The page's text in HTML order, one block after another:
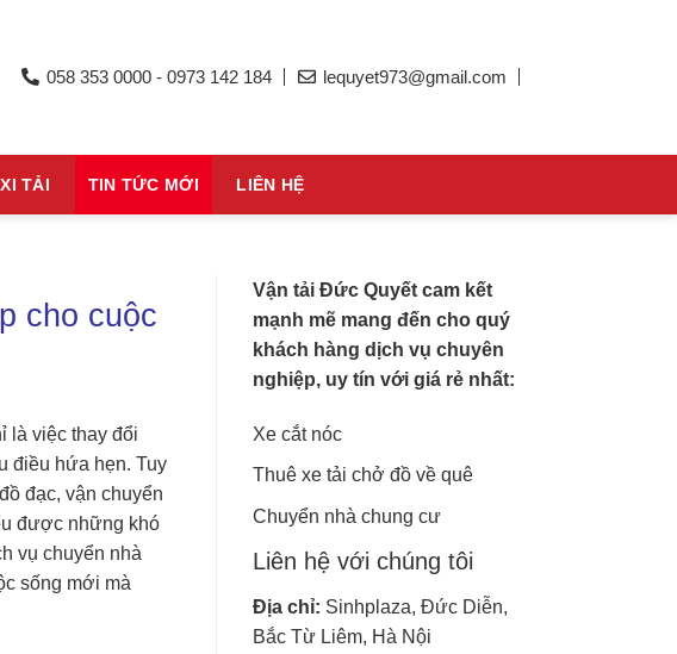
058 353 0000 - 0973 142 184 lequyet973@gmail.com
TẢI TIN TỨC MỚI LIÊN HỆ
cho cuộc
là việc thay đổi
điều hứa hẹn. Tuy
đạc, vận chuyển
được những khó
vụ chuyển nhà
sống mới mà
Vận tải Đức Quyết cam kết
mạnh mẽ mang đến cho quý
khách hàng dịch vụ chuyên
nghiệp, uy tín với giá rẻ nhất:
Xe cắt nóc
Thuê xe tải chở đồ về quê
Chuyển nhà chung cư
Liên hệ với chúng tôi
Địa chỉ: Sinhplaza, Đức Diễn,
Bắc Từ Liêm, Hà Nội